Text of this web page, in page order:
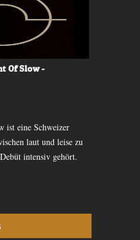
Of Slow -
ist eine Schweizer
laut und leise zu
intensiv gehört.